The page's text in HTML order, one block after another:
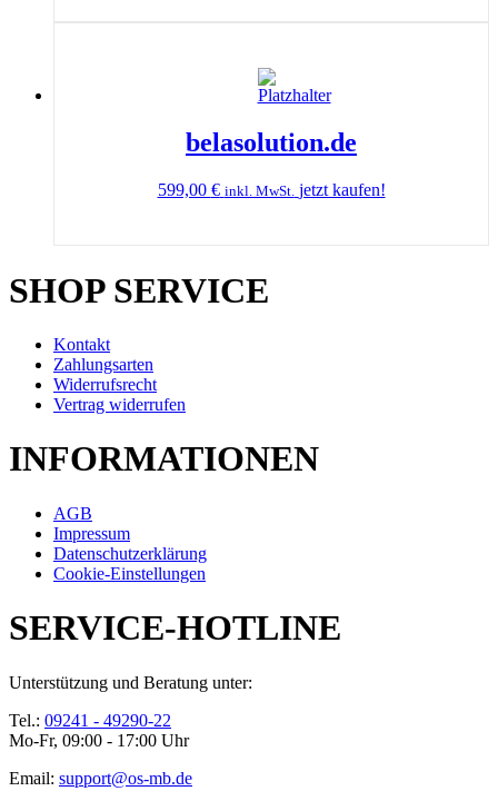
belasolution.de
599,00 € inkl. MwSt. jetzt kaufen!
SHOP SERVICE
Kontakt
Zahlungsarten
Widerrufsrecht
Vertrag widerrufen
INFORMATIONEN
AGB
Impressum
Datenschutzerklärung
Cookie-Einstellungen
SERVICE-HOTLINE
Unterstützung und Beratung unter:
Tel.: 09241 - 49290-22
Mo-Fr, 09:00 - 17:00 Uhr
Email: support@os-mb.de